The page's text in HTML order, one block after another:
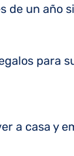
de un año
para
a casa y